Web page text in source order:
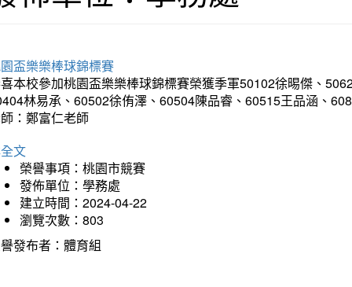
盃樂樂棒球錦標賽
本校參加桃園盃樂樂棒球錦標賽榮獲季軍50102徐晹傑、
林易承、60502徐侑澤、60504陳品睿、60515王品涵、
：鄭富仁老師
文
榮譽事項：桃園市競賽
發佈單位：學務處
建立時間：2024-04-22
瀏覽次數：803
發布者：體育組